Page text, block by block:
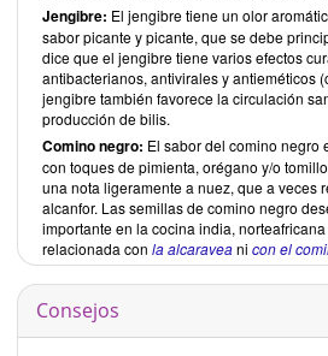
Jengibre: El jengibre tiene un olor
sabor picante y picante, que se debe
dice que el jengibre tiene varios efectos
antibacterianos, antivirales y antieméticos
jengibre también favorece la circulación
producción de bilis.
Comino negro: El sabor del comino negro
con toques de pimienta, orégano y/o
una nota ligeramente a nuez, que a veces
alcanfor. Las semillas de comino negro
importante en la cocina india,
relacionada con la alcaraveani con el
Consejos